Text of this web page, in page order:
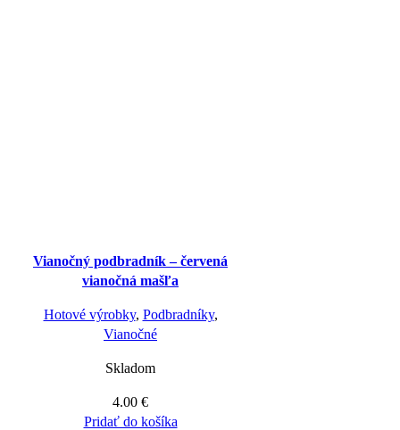
Vianočný podbradník – červená
vianočná mašľa
Hotové výrobky, Podbradníky,
Vianočné
Skladom
4.00 €
Pridať do košíka